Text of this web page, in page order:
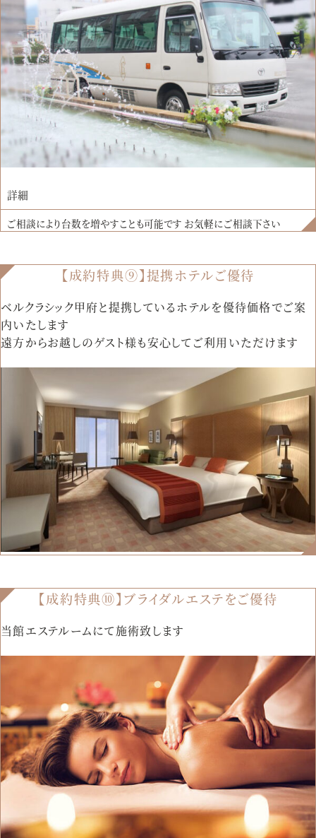
詳細
ご相談により台数を増やすことも可能です お気軽にご相談下さい
【成約特典⑨】提携ホテルご優待
ベルクラシック甲府と提携しているホテルを優待価格でご案
内いたします
遠方からお越しのゲスト様も安心してご利用いただけます
【成約特典⑩】ブライダルエステをご優待
当館エステルームにて施術致します